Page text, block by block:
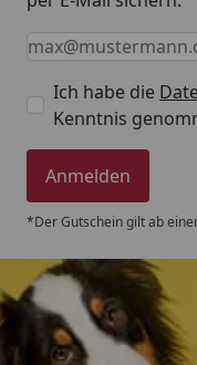
Keine Eingabe
Eingabe erforderlich
E-Mail *
Ich habe die
Kenntnis
Anmelden
*Der Gutschein gilt ab